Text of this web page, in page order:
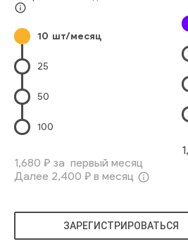
крупный план
экологический
бдительный фауна
золото
черноголовый
дикие
французское движение
larus-
info_outline
10 шт/месяц
25
50
100
1,680 ₽ за первый месяц
Далее 2,400 ₽ в месяц info_outline
ЗАРЕГИСТРИРОВАТЬСЯ